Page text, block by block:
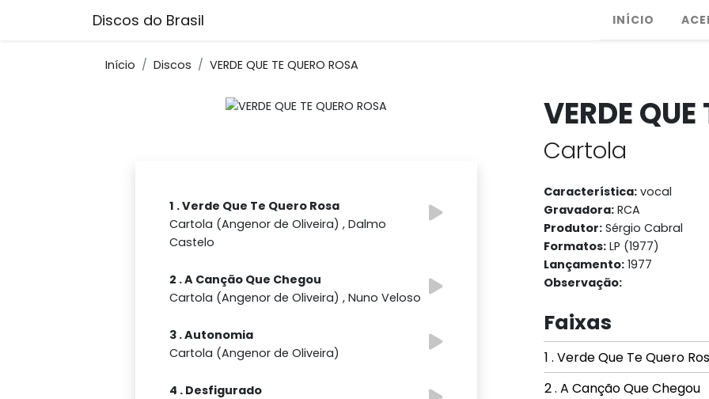
Discos do Brasil INÍCIO
Início Discos VERDE QUE TE QUERO ROSA
1 . Verde Que Te Quero Rosa
Cartola (Angenor de Oliveira) , Dalmo
Castelo
2 . A Canção Que Chegou
Cartola (Angenor de Oliveira) , Nuno Veloso
3 . Autonomia
Cartola (Angenor de Oliveira)
4 . Desfigurado
VERDE
Cartola
Característica: vocal
Gravadora: RCA
Produtor: Sérgio Cabral
Formatos: LP (1977)
Lançamento: 1977
Observação:
Faixas
1 . Verde Que Te Quero
2 . A Canção Que Chegou